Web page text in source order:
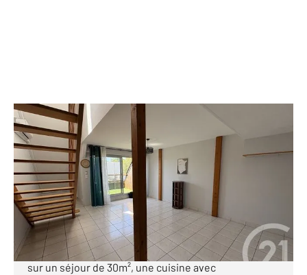
PLOEREN 56
66,06 m2, 5 pièces
Ref : 1440
Maison à vendre
262 500 €
Au cœur de Ploeren, ce duplex de 65m² au dernier
étage d'une résidence propose une entrée donnant
sur un séjour de 30m², une cuisine avec